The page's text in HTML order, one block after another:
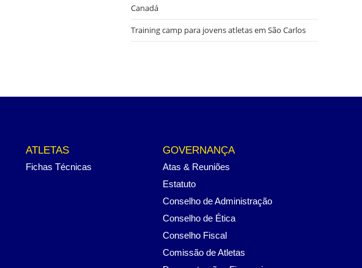
Canadá
Training camp para jovens atletas em São Carlos
ATLETAS
Fichas Técnicas
GOVERNANÇA
Atas & Reuniões
Estatuto
Conselho de Administração
Conselho de Ética
Conselho Fiscal
Comissão de Atletas